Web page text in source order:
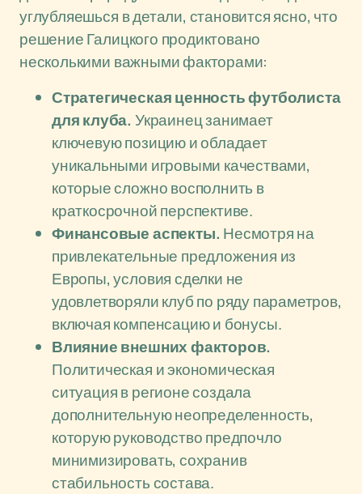
углубляешься в детали, становится ясно, что
решение Галицкого продиктовано
несколькими важными факторами:
Стратегическая ценность футболиста
для клуба. Украинец занимает
ключевую позицию и обладает
уникальными игровыми качествами,
которые сложно восполнить в
краткосрочной перспективе.
Финансовые аспекты. Несмотря на
привлекательные предложения из
Европы, условия сделки не
удовлетворяли клуб по ряду параметров,
включая компенсацию и бонусы.
Влияние внешних факторов.
Политическая и экономическая
ситуация в регионе создала
дополнительную неопределенность,
которую руководство предпочло
минимизировать, сохранив
стабильность состава.